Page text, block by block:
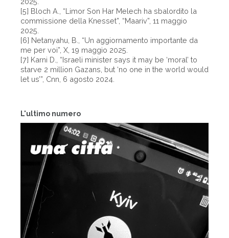
L'ultimo numero
[5] Bloch A., “Limor Son Har Melech ha sbalordito la
commissione della Knesset”, “Maariv”, 11 maggio
2025.
[6] Netanyahu, B., “Un aggiornamento importante da
me per voi”, X, 19 maggio 2025.
[7] Karni D., “Israeli minister says it may be ‘moral’ to
starve 2 million Gazans, but ‘no one in the world would
let us’”, Cnn, 6 agosto 2024.